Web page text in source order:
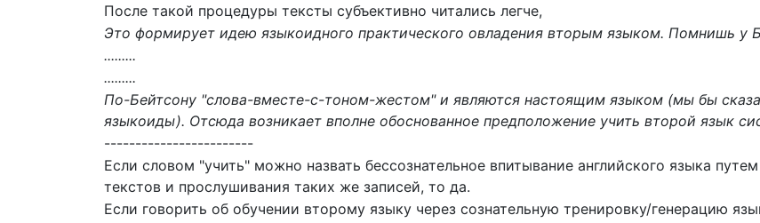
После такой процедуры тексты субъективно читались легче,
Это формирует идею языкоидного практического овладения вторым языком. Помнишь у
.........
.........
По-Бейтсону "слова-вместе-с-тоном-жестом" и являются настоящим языком (мы бы
языкоиды). Отсюда возникает вполне обоснованное предположение учить второй язык
------------------------
Если словом "учить" можно назвать бессознательное впитывание английского языка
текстов и прослушивания таких же записей, то да.
Если говорить об обучении второму языку через сознательную тренировку/генерацию